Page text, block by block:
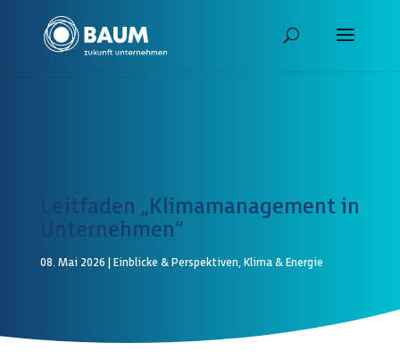
Leitfaden „Klimamanagement in
Unternehmen“
08. Mai 2026 Einblicke & Perspektiven, Klima & Energie